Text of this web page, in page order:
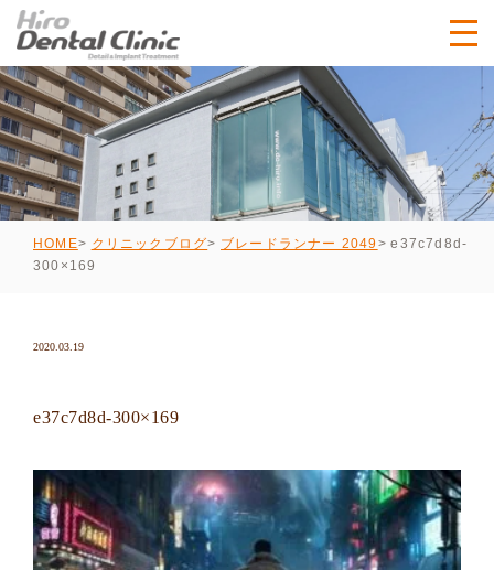
HOME クリニックブログ ブレードランナー 2049
e37c7d8d-
300×169
2020.03.19
e37c7d8d-300×169